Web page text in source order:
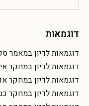
דוגמאות
דוגמאות לדיון במאמר
דוגמאות לדיון במחקר
דוגמאות לדיון במחקר
דוגמאות לדיון במחקר